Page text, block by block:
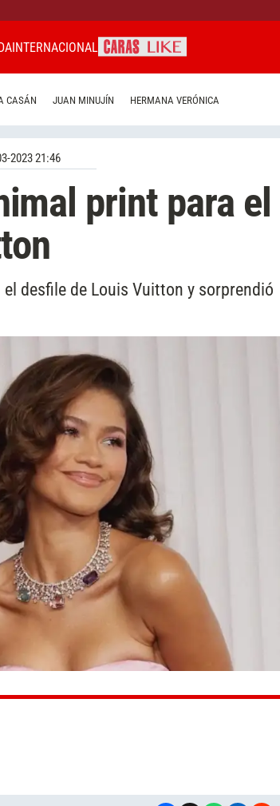
INTERNACIONAL
CASÁN JUAN MINUJÍN HERMANA VERÓNICA
2023 21:46
print para el
desfile de Louis Vuitton y sorprendió